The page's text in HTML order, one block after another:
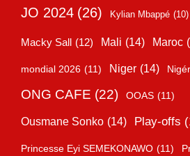
JO 2024 (26) Kylian Mbappé (10)
Macky Sall (12) Mali (14) Maroc
mondial 2026 (11) Niger (14)
ONG CAFE (22) OOAS (11)
Ousmane Sonko (14) Play-offs
Princesse Eyi SEMEKONAWO (11)